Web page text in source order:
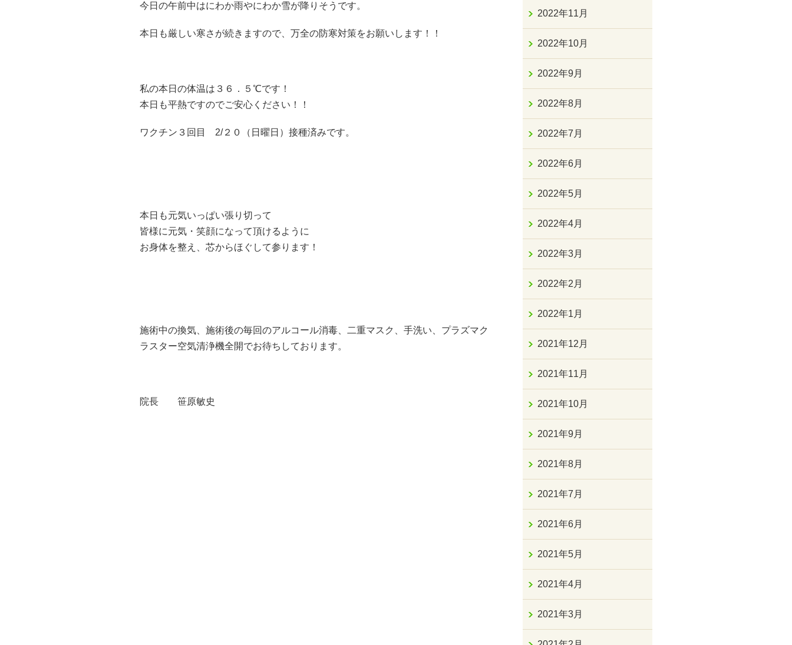
今日の午前中はにわか雨やにわか雪が降りそうです。
本日も厳しい寒さが続きますので、万全の防寒対策をお願いします！！
私の本日の体温は３６．５℃です！
本日も平熱ですのでご安心ください！！
ワクチン３回目 2/２０（日曜日）接種済みです。
本日も元気いっぱい張り切って
皆様に元気・笑顔になって頂けるように
お身体を整え、芯からほぐして参ります！
施術中の換気、施術後の毎回のアルコール消毒、二重マスク、手洗い、プラズマク
ラスター空気清浄機全開でお待ちしております。
院長 笹原敏史
2022年11月
2022年10月
2022年9月
2022年8月
2022年7月
2022年6月
2022年5月
2022年4月
2022年3月
2022年2月
2022年1月
2021年12月
2021年11月
2021年10月
2021年9月
2021年8月
2021年7月
2021年6月
2021年5月
2021年4月
2021年3月